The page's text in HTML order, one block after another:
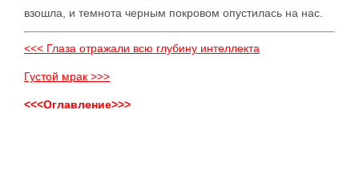
взошла, и темнота черным покровом опустилась на нас.
<<< Глаза отражали всю глубину интеллекта
Густой мрак >>>
<<<Оглавление>>>